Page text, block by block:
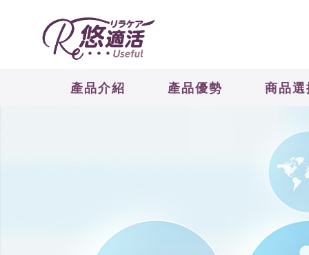
產品介紹 產品優勢 商品選